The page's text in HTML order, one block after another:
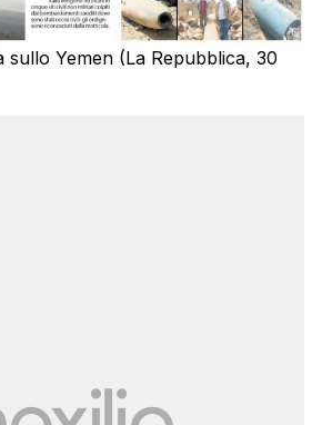
sullo Yemen (La Repubblica, 30